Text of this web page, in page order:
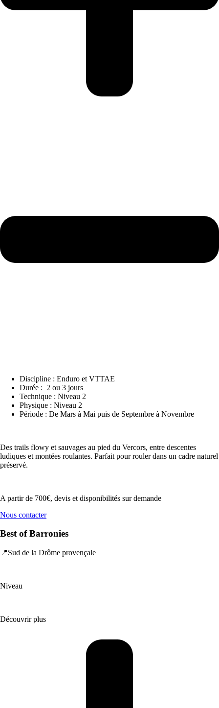
Discipline : Enduro et VTTAE
Durée : 2 ou 3 jours
Technique : Niveau 2
Physique : Niveau 2
Période : De Mars à Mai puis de Septembre à Novembre
Des trails flowy et sauvages au pied du Vercors, entre descentes
ludiques et montées roulantes. Parfait pour rouler dans un cadre naturel
préservé.
A partir de 700€, devis et disponibilités sur demande
Nous contacter
Best of Barronies
📍Sud de la Drôme provençale
Niveau
Découvrir plus